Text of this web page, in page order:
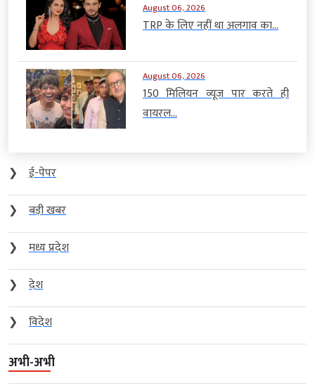
August 06, 2026
TRP के लिए नहीं था अलगाव का...
August 06, 2026
150 मिलियन व्यूज पार करते ही
वायरल...
❯
ई-पेपर
❯
बड़ी खबर
❯
मध्य प्रदेश
❯
देश
❯
विदेश
अभी-अभी